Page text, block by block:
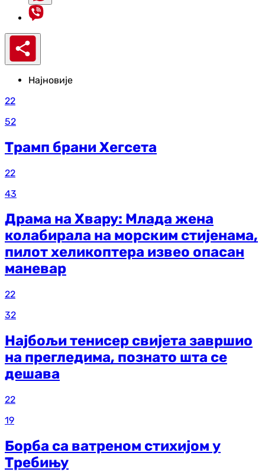
Најновије
22
52
Трамп брани Хегсета
22
43
Драма на Хвару: Млада жена
колабирала на морским стијенама,
пилот хеликоптера извео опасан
маневар
22
32
Најбољи тенисер свијета завршио
на прегледима, познато шта се
дешава
22
19
Борба са ватреном стихијом у
Требињу